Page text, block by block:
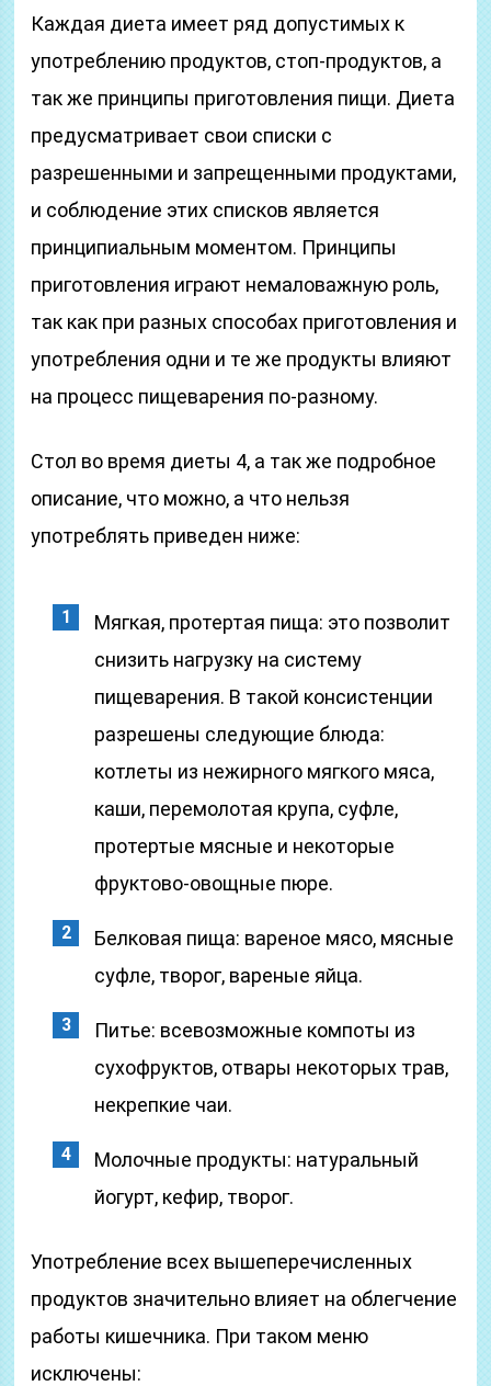
Каждая диета имеет ряд допустимых к
употреблению продуктов, стоп-продуктов, а
так же принципы приготовления пищи. Диета
предусматривает свои списки с
разрешенными и запрещенными продуктами,
и соблюдение этих списков является
принципиальным моментом. Принципы
приготовления играют немаловажную роль,
так как при разных способах приготовления и
употребления одни и те же продукты влияют
на процесс пищеварения по-разному.
Стол во время диеты 4, а так же подробное
описание, что можно, а что нельзя
употреблять приведен ниже:
Мягкая, протертая пища: это позволит
снизить нагрузку на систему
пищеварения. В такой консистенции
разрешены следующие блюда:
котлеты из нежирного мягкого мяса,
каши, перемолотая крупа, суфле,
протертые мясные и некоторые
фруктово-овощные пюре.
Белковая пища: вареное мясо, мясные
суфле, творог, вареные яйца.
Питье: всевозможные компоты из
сухофруктов, отвары некоторых трав,
некрепкие чаи.
Молочные продукты: натуральный
йогурт, кефир, творог.
Употребление всех вышеперечисленных
продуктов значительно влияет на облегчение
работы кишечника. При таком меню
исключены: